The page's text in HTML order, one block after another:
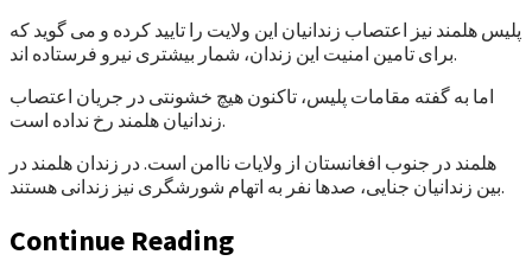
پلیس هلمند نیز اعتصاب زندانیان این ولایت را تایید کرده و می گوید که
برای تامین امنیت این زندان، شمار بیشتری نیرو فرستاده اند.
اما به گفته مقامات پلیس، تاکنون هیچ خشونتی در جریان اعتصاب
زندانیان هلمند رخ نداده است.
هلمند در جنوب افغانستان از ولایات ناامن است. در زندان هلمند در
بین زندانیان جنایی، صدها نفر به اتهام شورشگری نیز زندانی هستند.
Continue Reading